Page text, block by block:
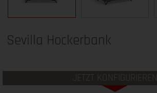
Sevilla Hockerbank
JETZT KONFIGURIEREN